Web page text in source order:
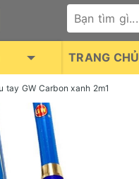
TRANG CHỦ
tay GW Carbon xanh 2m1